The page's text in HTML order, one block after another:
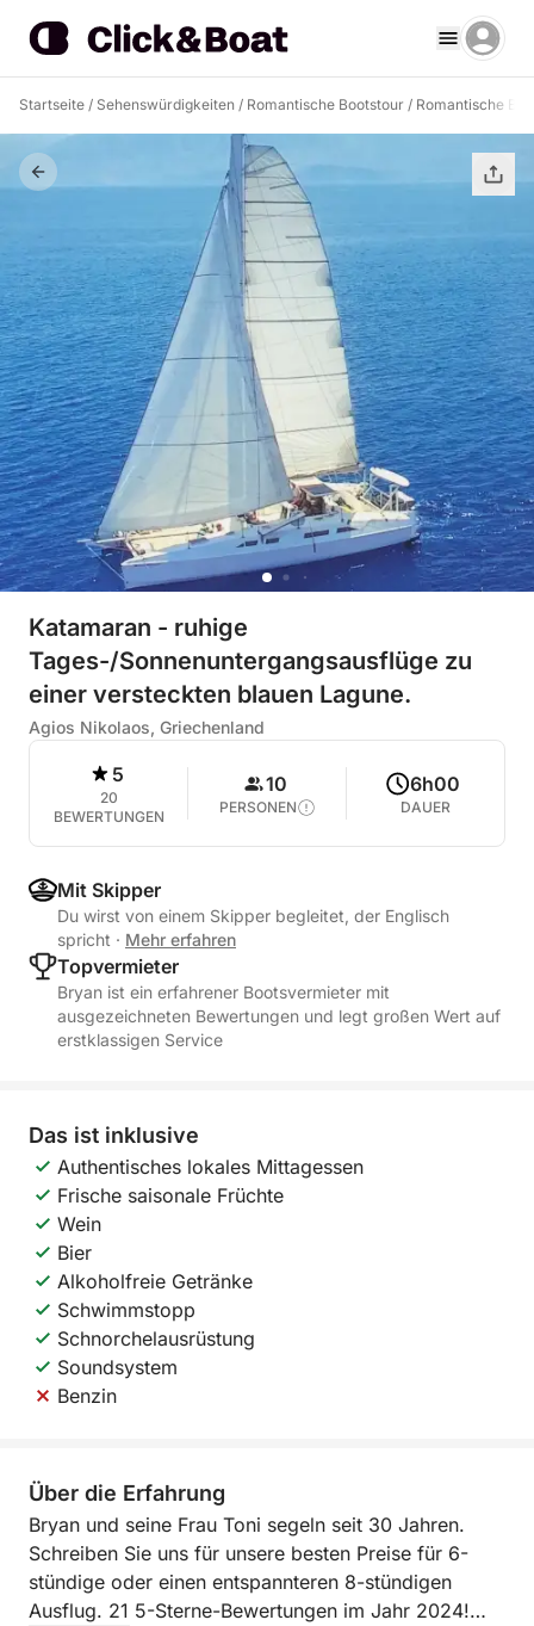
Startseite / Sehenswürdigkeiten / Romantische Bootstour / Romantische
Katamaran - ruhige
Tages-/Sonnenuntergangsausflüge zu
einer versteckten blauen Lagune.
Agios Nikolaos, Griechenland
5
20
BEWERTUNGEN
10
PERSONEN
6h00
DAUER
Mit Skipper
Du wirst von einem Skipper begleitet, der Englisch
spricht · Mehr erfahren
Topvermieter
Bryan ist ein erfahrener Bootsvermieter mit
ausgezeichneten Bewertungen und legt großen Wert auf
erstklassigen Service
Das ist inklusive
Authentisches lokales Mittagessen
Frische saisonale Früchte
Wein
Bier
Alkoholfreie Getränke
Schwimmstopp
Schnorchelausrüstung
Soundsystem
Benzin
Über die Erfahrung
Bryan und seine Frau Toni segeln seit 30 Jahren.
Schreiben Sie uns für unsere besten Preise für 6-
stündige oder einen entspannteren 8-stündigen
Ausflug. 21 5-Sterne-Bewertungen im Jahr 2024!